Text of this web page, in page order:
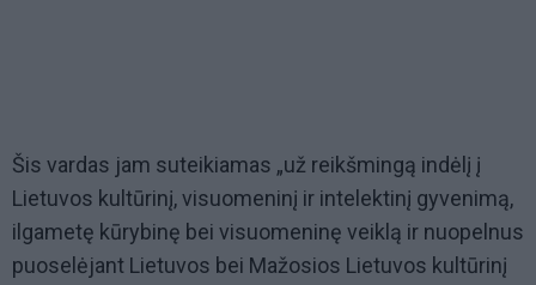
Šis vardas jam suteikiamas „už reikšmingą indėlį į
Lietuvos kultūrinį, visuomeninį ir intelektinį gyvenimą,
ilgametę kūrybinę bei visuomeninę veiklą ir nuopelnus
puoselėjant Lietuvos bei Mažosios Lietuvos kultūrinį